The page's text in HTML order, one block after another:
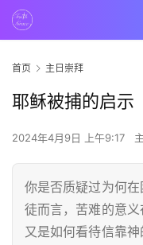
首页 主日崇拜
耶稣被捕的启
2024年4月9日 上午9:17
你是否质疑过为何
徒而言，苦难的意
又是如何看待信靠